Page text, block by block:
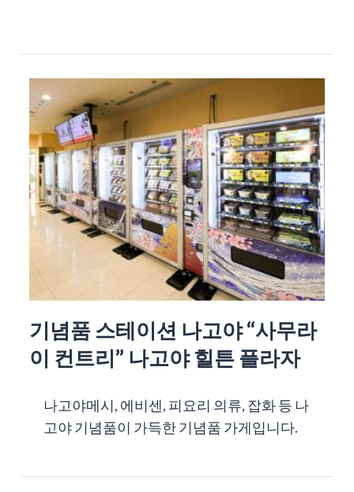
기념품 스테이션 나고야 “사무라
이 컨트리” 나고야 힐튼 플라자
나고야메시, 에비센, 피요리 의류, 잡화 등 나
고야 기념품이 가득한 기념품 가게입니다.